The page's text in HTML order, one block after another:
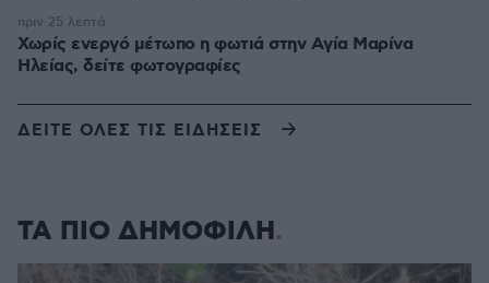
Χωρίς ενεργό μέτωπο η φωτιά στην Aγία Μαρίνα
Ηλείας, δείτε φωτογραφίες
πριν 25 λεπτά
ΔΕΙΤΕ ΟΛΕΣ ΤΙΣ ΕΙΔΗΣΕΙΣ
ΤΑ ΠΙΟ ΔΗΜΟΦΙΛΗ